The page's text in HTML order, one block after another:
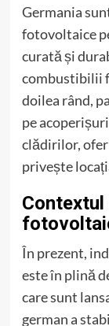
Germania
fotovoltaice
curată și
combustibilii
doilea rând,
pe
clădirilor,
privește
În prezent,
este în plină
care sunt
german a